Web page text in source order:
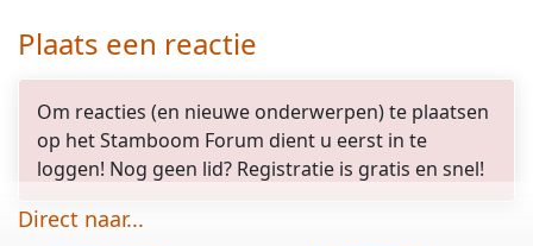
Plaats een reactie
Om reacties (en nieuwe onderwerpen) te plaatsen
op het Stamboom Forum dient u eerst in te
loggen! Nog geen lid? Registratie is gratis en snel!
Direct naar...